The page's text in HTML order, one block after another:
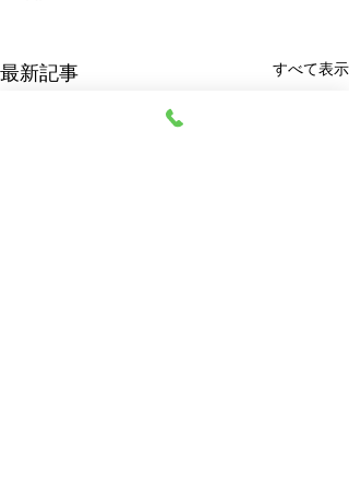
最新記事 すべて表示